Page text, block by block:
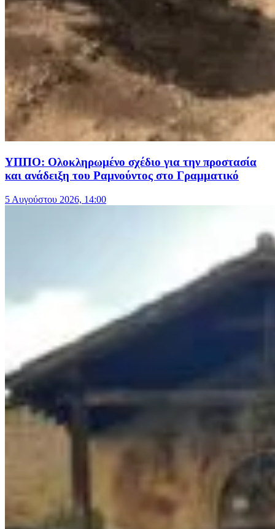
ΥΠΠΟ: Ολοκληρωμένο σχέδιο για την προστασία
και ανάδειξη του Ραμνούντος στο Γραμματικό
5 Αυγούστου 2026, 14:00